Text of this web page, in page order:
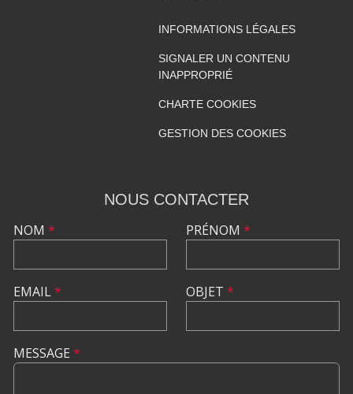
INFORMATIONS LÉGALES
SIGNALER UN CONTENU
INAPPROPRIÉ
CHARTE COOKIES
GESTION DES COOKIES
NOUS CONTACTER
NOM *
EMAIL*
PRÉNOM *
OBJET *
MESSAGE *